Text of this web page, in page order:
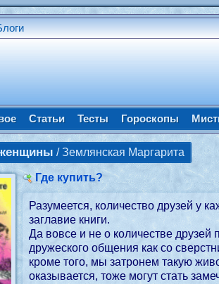
Статьи Тесты Гороскопы
/ Землянская Маргарита
Где купить?
Разумеется, количество друзей у
заглавие книги.
Да вовсе и не о количестве друзей
дружеского общения как со
кроме того, мы затронем такую
оказывается, тоже могут стать